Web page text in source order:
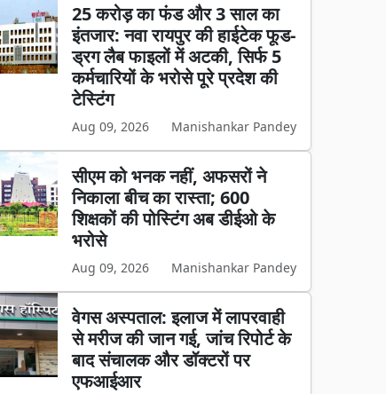
25 करोड़ का फंड और 3 साल का
इंतजार: नवा रायपुर की हाईटेक फूड-
ड्रग लैब फाइलों में अटकी, सिर्फ 5
कर्मचारियों के भरोसे पूरे प्रदेश की
टेस्टिंग
Aug 09, 2026 Manishankar Pandey
सीएम को भनक नहीं, अफसरों ने
निकाला बीच का रास्ता; 600
शिक्षकों की पोस्टिंग अब डीईओ के
भरोसे
Aug 09, 2026 Manishankar Pandey
वेगस अस्पताल: इलाज में लापरवाही
से मरीज की जान गई, जांच रिपोर्ट के
बाद संचालक और डॉक्टरों पर
एफआईआर